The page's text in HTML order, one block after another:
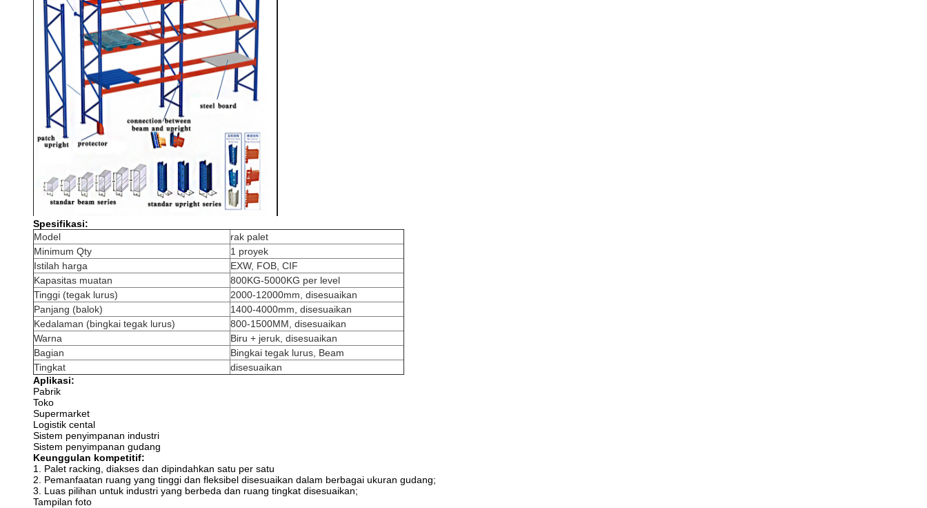
Spesifikasi:
Model
rak palet
Minimum Qty
1 proyek
Istilah harga
EXW, FOB, CIF
Kapasitas muatan
800KG-5000KG per level
Tinggi (tegak lurus)
2000-12000mm, disesuaikan
Panjang (balok)
1400-4000mm, disesuaikan
Kedalaman (bingkai tegak lurus)
800-1500MM, disesuaikan
Warna
Biru + jeruk, disesuaikan
Bagian
Bingkai tegak lurus, Beam
Tingkat
disesuaikan
Aplikasi:
Pabrik
Toko
Supermarket
Logistik cental
Sistem penyimpanan industri
Sistem penyimpanan gudang
Keunggulan kompetitif:
1. Palet racking, diakses dan dipindahkan satu per satu
2. Pemanfaatan ruang yang tinggi dan fleksibel disesuaikan dalam berbagai ukuran gudang;
3. Luas pilihan untuk industri yang berbeda dan ruang tingkat disesuaikan;
Tampilan foto